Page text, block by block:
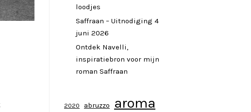
loodjes
Saffraan – Uitnodiging 4
juni 2026
Ontdek Navelli,
inspiratiebron voor mijn
roman Saffraan
2020 abruzzo aroma